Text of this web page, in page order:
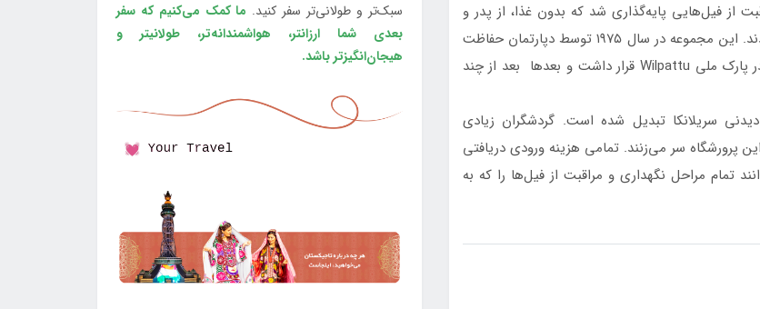
از فیل‌هایی پایه‌گذاری شد که بدون غذا، از پدر و
مادر خود دور افتاده بودند و در جنگل‌های سریلانکا رها شده بودند. این مجموعه در سال ۱۹۷۵ توسط دپارتمان حفاظت
از حیات وحش سریلانکا، ساخته شده است. این مجموعه ابتدا در پارک ملی Wilpattu قرار داشت و بعدها بعد از چند
سریلانکا تبدیل شده است. گردشگران زیادی
پرورشگاه سر می‌زنند. تمامی هزینه‌ ورودی دریافتی
تمام مراحل نگهداری و مراقبت از فیل‌ها را که به‌
سبک‌تر و طولانی‌تر سفر کنید. ما کمک می‌کنیم که سفر
بعدی شما ارزانتر، هواشمندانه‌تر، طولانی‎تر و
هیجان‌انگیزتر باشد.